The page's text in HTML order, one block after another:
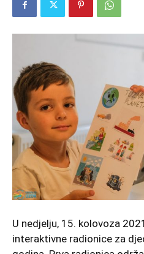
U nedjelju, 15. kolovoza
interaktivne radionice za